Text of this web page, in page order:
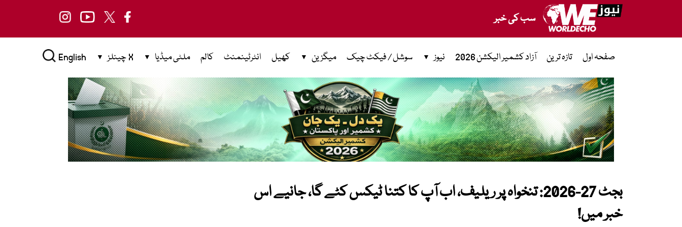
سب کی خبر
صفحہ اول تازہ ترین آزاد کشمیر الیکشن 2026 نیوز سوشل / فیکٹ چیک میگزین کھیل انٹرٹینمنٹ کالم ملٹی میڈیا X چینلز English
بجٹ 27-2026: تنخواہ پر ریلیف، اب آپ کا کتنا ٹیکس کٹے گا، جانیے اس
خبر میں!